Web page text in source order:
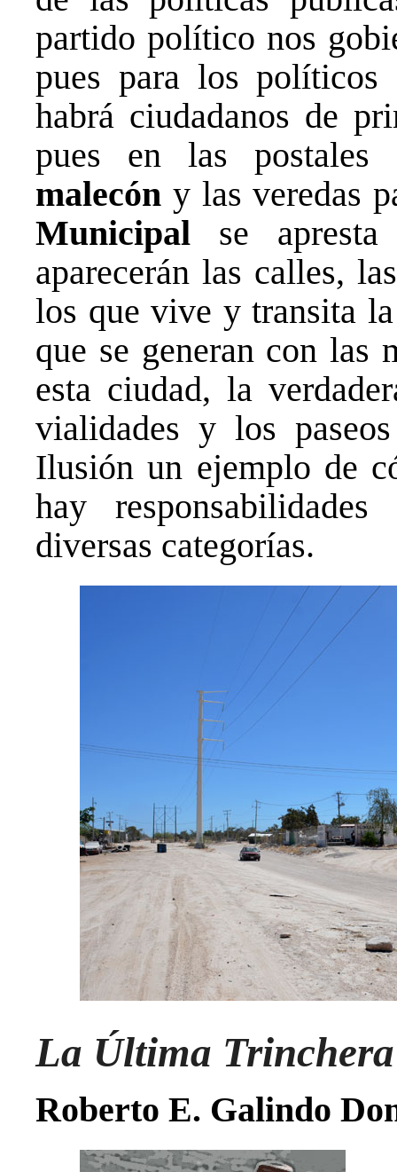
partido político nos
pues para los políticos
habrá ciudadanos de
pues en las postales
malecón y las veredas
Municipal se
aparecerán las calles,
los que vive y transita
que se generan con las
esta ciudad, la
vialidades y los
Ilusión un ejemplo de
hay
diversas categorías.
La Última Trinchera
Roberto E. Galindo